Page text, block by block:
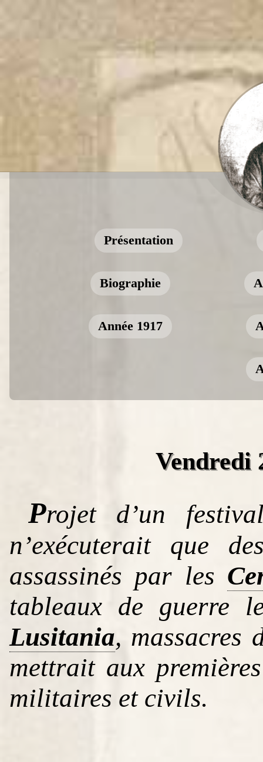
Présentation
Biographie
Année 1917
Vendredi
Projet d’un
n’exécuterait que
assassinés par les
tableaux de guerre
Lusitania, massacres
mettrait aux
militaires et civils.